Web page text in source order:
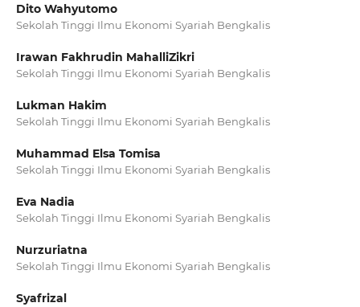
Dito Wahyutomo
Sekolah Tinggi Ilmu Ekonomi Syariah Bengkalis
Irawan Fakhrudin MahalliZikri
Sekolah Tinggi Ilmu Ekonomi Syariah Bengkalis
Lukman Hakim
Sekolah Tinggi Ilmu Ekonomi Syariah Bengkalis
Muhammad Elsa Tomisa
Sekolah Tinggi Ilmu Ekonomi Syariah Bengkalis
Eva Nadia
Sekolah Tinggi Ilmu Ekonomi Syariah Bengkalis
Nurzuriatna
Sekolah Tinggi Ilmu Ekonomi Syariah Bengkalis
Syafrizal